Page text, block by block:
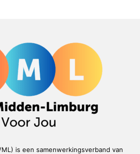
is een samenwerkingsverband van